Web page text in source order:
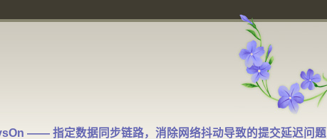
—— 指定数据同步链路，消除网络抖动导致的提交延迟问题